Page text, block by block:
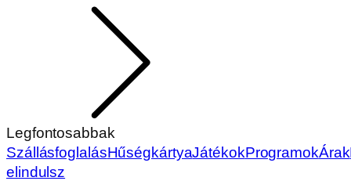
Legfontosabbak
SzállásfoglalásHűségkártyaJátékokProgramokÁrak
elindulsz